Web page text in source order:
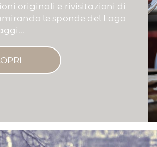
originali e rivisitazioni di
le sponde del Lago